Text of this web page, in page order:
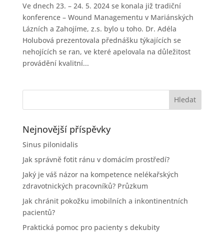
Ve dnech 23. – 24. 5. 2024 se konala již tradiční
konference – Wound Managementu v Mariánských
Lázních a Zahojíme, z.s. bylo u toho. Dr. Adéla
Holubová prezentovala přednášku týkajících se
nehojících se ran, ve které apelovala na důležitost
provádění kvalitní...
Nejnovější příspěvky
Sinus pilonidalis
Jak správně fotit ránu v domácím prostředí?
Jaký je váš názor na kompetence nelékařských
zdravotnických pracovníků? Průzkum
Jak chránit pokožku imobilních a inkontinentních
pacientů?
Praktická pomoc pro pacienty s dekubity